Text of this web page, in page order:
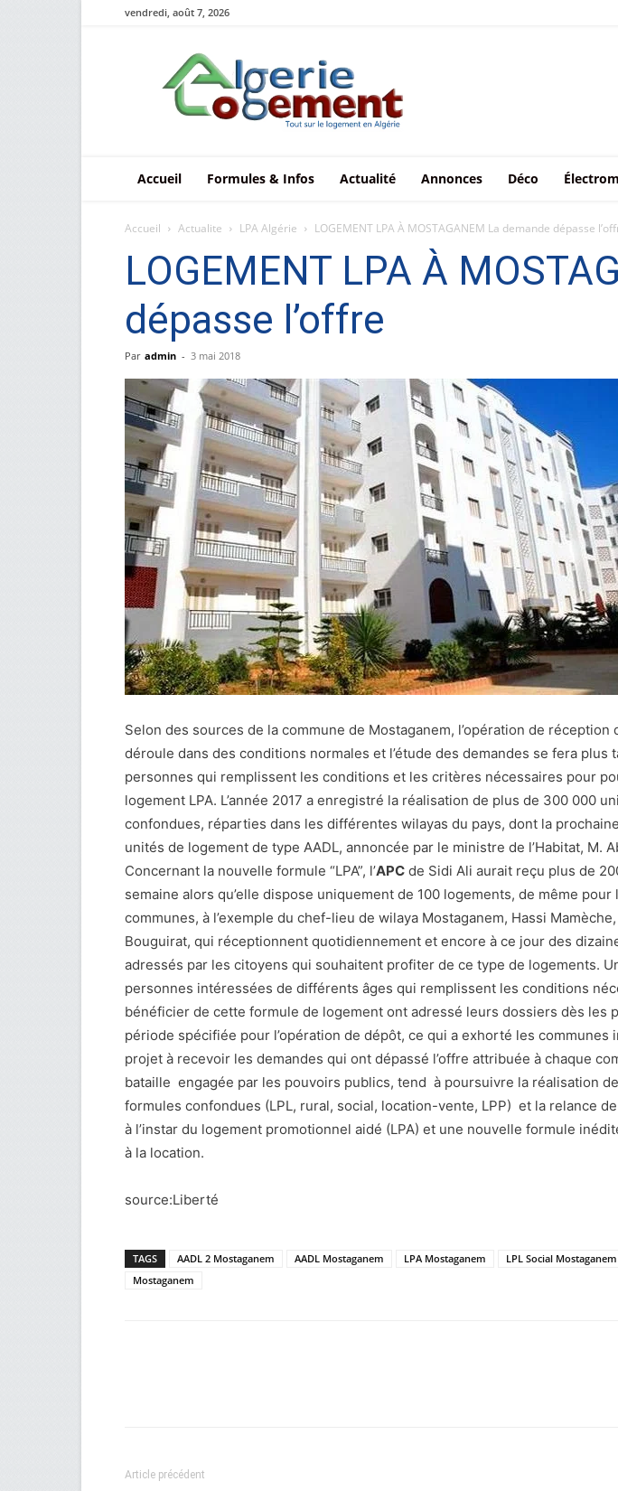
vendredi, août 7, 2026
Le
logement
en
Algérie
Accueil Formules & Infos Actualité Annonces Déco
Accueil Actualite LPA Algérie LOGEMENT LPA À MOSTAGANEM La demande dépasse
LOGEMENT LPA À
dépasse l’offre
Par admin - 3 mai 2018
Selon des sources de la commune de Mostaganem, l’opération de réception
déroule dans des conditions normales et l’étude des demandes se fera plus
personnes qui remplissent les conditions et les critères nécessaires pour
logement LPA. L’année 2017 a enregistré la réalisation de plus de 300 000
confondues, réparties dans les différentes wilayas du pays, dont la
unités de logement de type AADL, annoncée par le ministre de l’Habitat, M.
Concernant la nouvelle formule “LPA”, l’APC de Sidi Ali aurait reçu plus de
semaine alors qu’elle dispose uniquement de 100 logements, de même pour
communes, à l’exemple du chef-lieu de wilaya Mostaganem, Hassi
Bouguirat, qui réceptionnent quotidiennement et encore à ce jour des
adressés par les citoyens qui souhaitent profiter de ce type de logements.
personnes intéressées de différents âges qui remplissent les conditions
bénéficier de cette formule de logement ont adressé leurs dossiers dès les
période spécifiée pour l’opération de dépôt, ce qui a exhorté les communes
projet à recevoir les demandes qui ont dépassé l’offre attribuée à chaque
bataille engagée par les pouvoirs publics, tend à poursuivre la réalisation
formules confondues (LPL, rural, social, location-vente, LPP) et la relance
à l’instar du logement promotionnel aidé (LPA) et une nouvelle formule
à la location.
source:Liberté
TAGS AADL 2 Mostaganem AADL Mostaganem LPA Mostaganem LPL Social Mostaganem
Mostaganem
Article précédent